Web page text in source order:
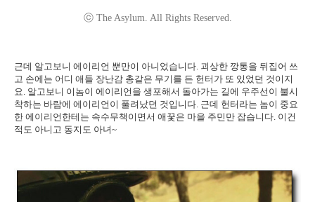
ⓒ The Asylum. All Rights Reserved.
근데 알고보니 에이리언 뿐만이 아니었습니다. 괴상한 깡통을 뒤집어 쓰
고 손에는 어디 애들 장난감 총같은 무기를 든 헌터가 또 있었던 것이지
요. 알고보니 이놈이 에이리언을 생포해서 돌아가는 길에 우주선이 불시
착하는 바람에 에이리언이 풀려났던 것입니다. 근데 헌터라는 놈이 중요
한 에이리언한테는 속수무책이면서 애꿏은 마을 주민만 잡습니다. 이건
적도 아니고 동지도 아녀~